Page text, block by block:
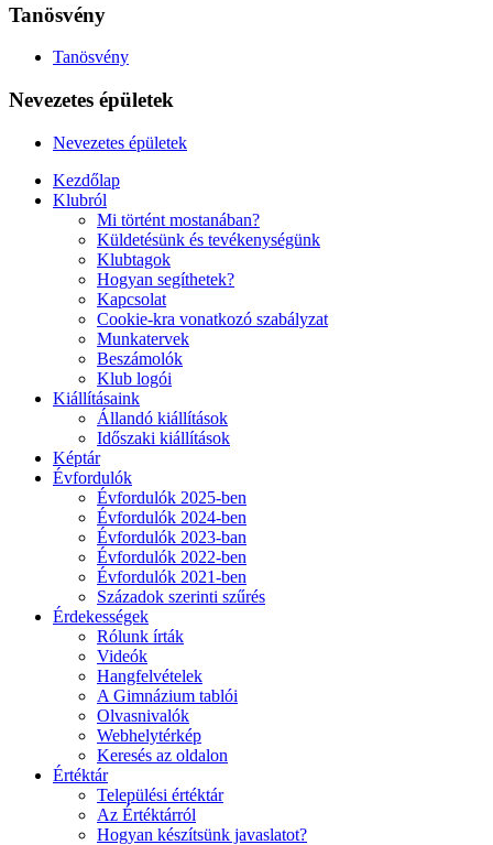
Tanösvény
Tanösvény
Nevezetes épületek
Nevezetes épületek
Kezdőlap
Klubról
Mi történt mostanában?
Küldetésünk és tevékenységünk
Klubtagok
Hogyan segíthetek?
Kapcsolat
Cookie-kra vonatkozó szabályzat
Munkatervek
Beszámolók
Klub logói
Kiállításaink
Állandó kiállítások
Időszaki kiállítások
Képtár
Évfordulók
Évfordulók 2025-ben
Évfordulók 2024-ben
Évfordulók 2023-ban
Évfordulók 2022-ben
Évfordulók 2021-ben
Századok szerinti szűrés
Érdekességek
Rólunk írták
Videók
Hangfelvételek
A Gimnázium tablói
Olvasnivalók
Webhelytérkép
Keresés az oldalon
Értéktár
Települési értéktár
Az Értéktárról
Hogyan készítsünk javaslatot?